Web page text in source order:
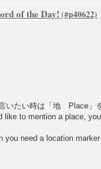
of the Day!
たい時は「地 Place」
like to mention a place,
you need a location